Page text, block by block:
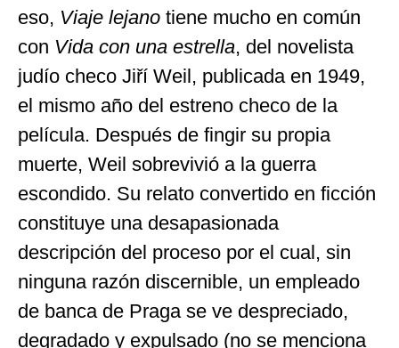
eso, Viaje lejano tiene mucho en común
con Vida con una estrella, del novelista
judío checo Jiří Weil, publicada en 1949,
el mismo año del estreno checo de la
película. Después de fingir su propia
muerte, Weil sobrevivió a la guerra
escondido. Su relato convertido en ficción
constituye una desapasionada
descripción del proceso por el cual, sin
ninguna razón discernible, un empleado
de banca de Praga se ve despreciado,
degradado y expulsado (no se menciona